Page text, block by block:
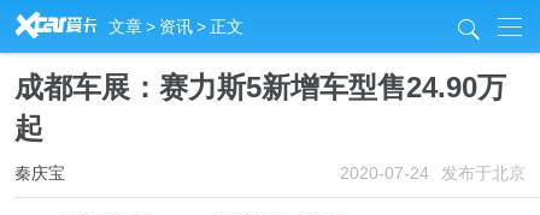
R 文章> 资讯>正文 j
成都车展：赛力斯5新增车型售24.90万
起
2020-07-24 发布于北京
秦庆宝